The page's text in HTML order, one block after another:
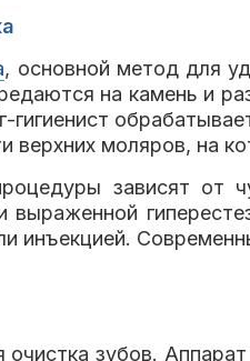
, основной метод для
на камень и
верхних моляров, на
зависят от
инъекцией.
очистка зубов.